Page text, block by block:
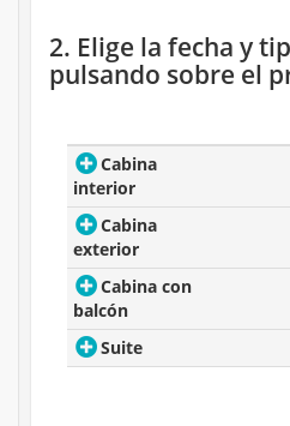
2. Elige la fecha y
pulsando sobre el
Cabina
interior
Cabina
exterior
Cabina con
balcón
Suite